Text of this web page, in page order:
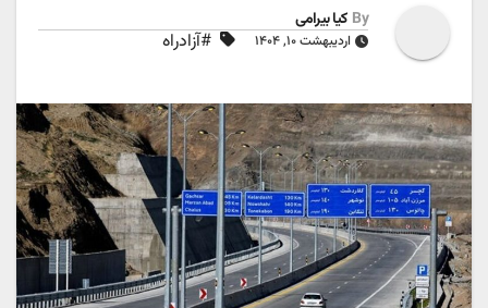
By کیا بیرامی
اردیبهشت ۱۰, ۱۴۰۴ #آزادراه